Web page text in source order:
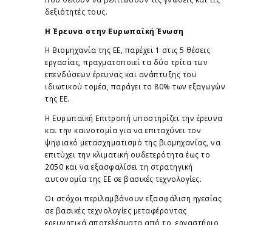
δεξιότητές τους.
Η Έρευνα στην Ευρωπαϊκή Ένωση
Η Βιομηχανία της ΕΕ, παρέχει 1 στις 5 θέσεις
εργασίας, πραγματοποιεί τα δύο τρίτα των
επενδύσεων έρευνας και ανάπτυξης του
ιδιωτικού τομέα, παράγει το 80% των εξαγωγών
της ΕΕ.
Η Ευρωπαϊκή Επιτροπή υποστηρίζει την έρευνα
και την καινοτομία για να επιταχύνει τον
ψηφιακό μετασχηματισμό της βιομηχανίας, να
επιτύχει την κλιματική ουδετερότητα έως το
2050 και να εξασφαλίσει τη στρατηγική
αυτονομία της ΕΕ σε βασικές τεχνολογίες.
Οι στόχοι περιλαμβάνουν εξασφάλιση ηγεσίας
σε βασικές τεχνολογίες μεταφέροντας
ερευνητικά αποτελέσματα από το εργαστήριο